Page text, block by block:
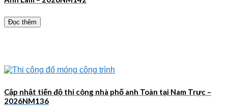
Đọc thêm
Cập nhật tiến độ thi công nhà phố anh Toàn tại Nam Trực –
2026NM136